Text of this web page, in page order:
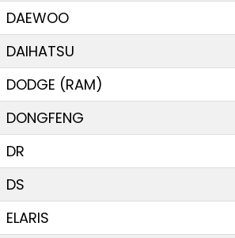
DAEWOO
DAIHATSU
DODGE (RAM)
DONGFENG
DR
DS
ELARIS